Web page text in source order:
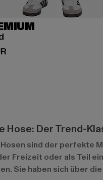
Preis: 33,94 EUR
Hose: Der Trend-
sind der perfekte
Freizeit oder als Teil
Sie haben sich über